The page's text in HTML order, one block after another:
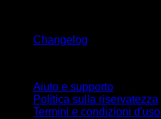
Changelog
Aiuto e supporto
Politica sulla riservatezza
Termini e condizioni d'uso